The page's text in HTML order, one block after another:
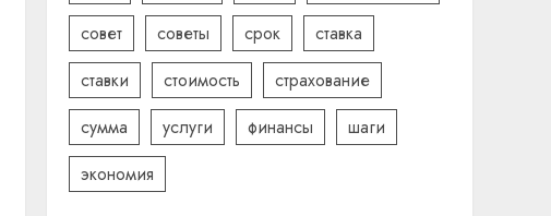
совет
советы срок
ставка
ставки
стоимость
страхование
сумма
услуги финансы
шаги
экономия